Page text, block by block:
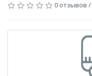
0 отзывов /